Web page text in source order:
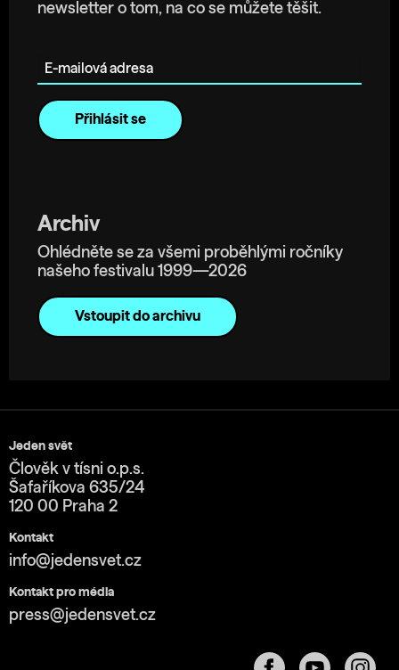
newsletter o tom, na co se můžete těšit.
Archiv
Ohlédněte se za všemi proběhlými ročníky
našeho festivalu 1999—2026
Vstoupit do archivu
Jeden svět
Člověk v tísni o.p.s.
Šafaříkova 635/24
120 00 Praha 2
Kontakt
info@jedensvet.cz
Kontakt pro média
press@jedensvet.cz